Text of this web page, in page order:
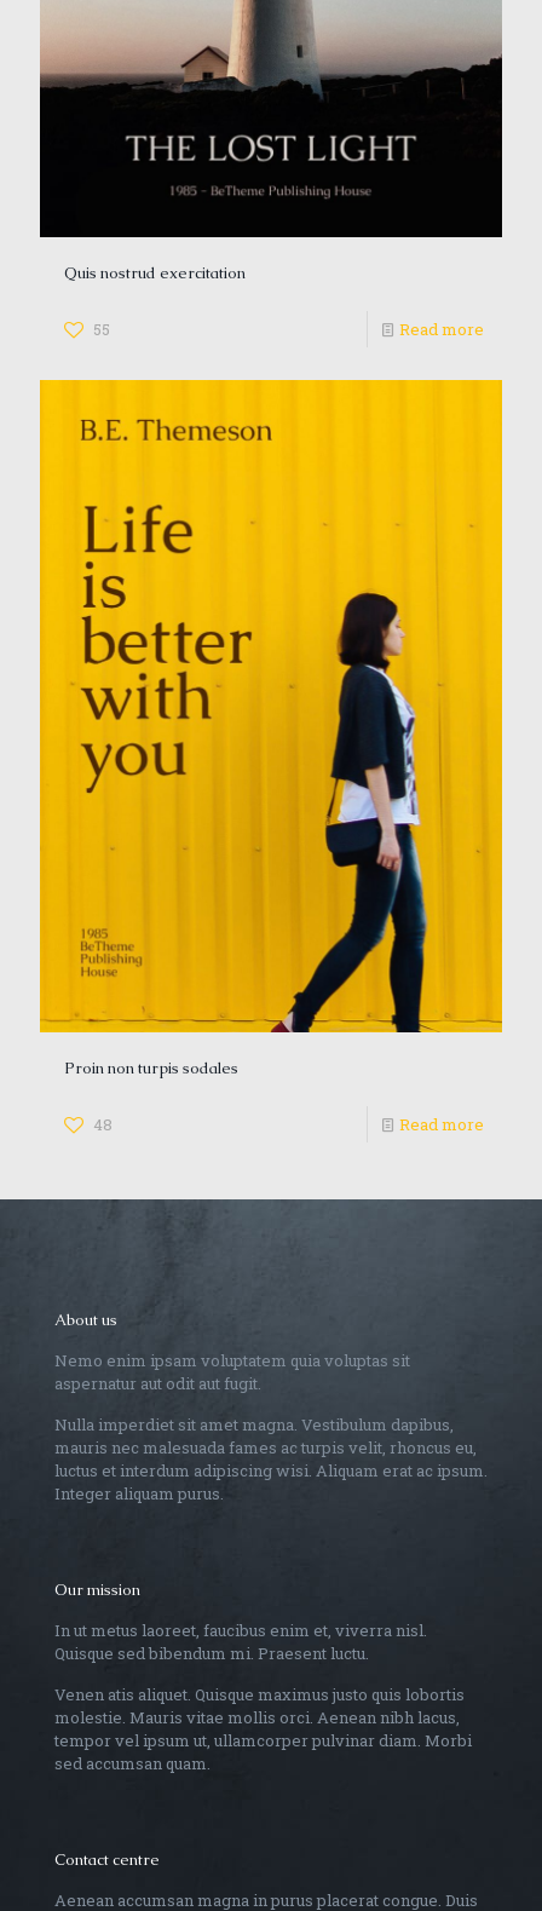
Quis nostrud exercitation
55 Read more
Proin non turpis sodales
48 Read more
About us
Nemo enim ipsam voluptatem quia voluptas sit
aspernatur aut odit aut fugit.
Nulla imperdiet sit amet magna. Vestibulum dapibus,
mauris nec malesuada fames ac turpis velit, rhoncus eu,
luctus et interdum adipiscing wisi. Aliquam erat ac ipsum.
Integer aliquam purus.
Our mission
In ut metus laoreet, faucibus enim et, viverra nisl.
Quisque sed bibendum mi. Praesent luctu.
Venen atis aliquet. Quisque maximus justo quis lobortis
molestie. Mauris vitae mollis orci. Aenean nibh lacus,
tempor vel ipsum ut, ullamcorper pulvinar diam. Morbi
sed accumsan quam.
Contact centre
Aenean accumsan magna in purus placerat congue. Duis